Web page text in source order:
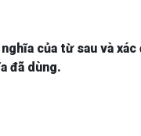
của từ sau và
đã dùng.